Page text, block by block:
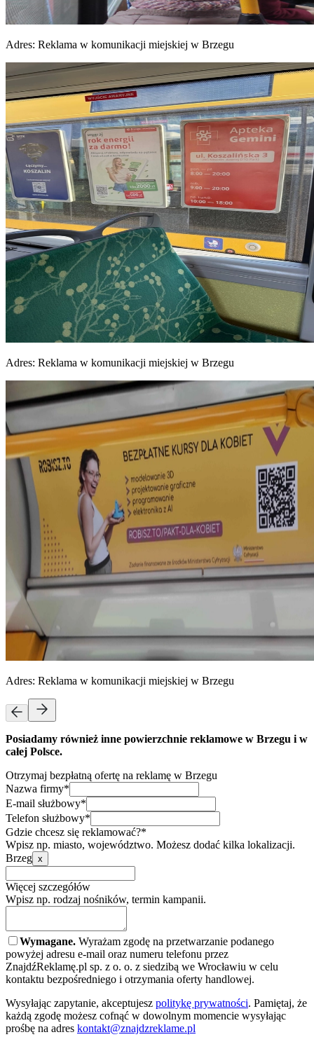
Adres: Reklama w komunikacji miejskiej w Brzegu
Adres: Reklama w komunikacji miejskiej w Brzegu
Adres: Reklama w komunikacji miejskiej w Brzegu
Posiadamy również inne powierzchnie reklamowe w Brzegu i w
całej Polsce.
Otrzymaj bezpłatną ofertę na reklamę w Brzegu
Nazwa firmy*
E-mail służbowy*
Telefon służbowy*
Gdzie chcesz się reklamować?*
Wpisz np. miasto, województwo. Możesz dodać kilka lokalizacji.
Brzeg x
Więcej szczegółów
Wpisz np. rodzaj nośników, termin kampanii.
Wymagane. Wyrażam zgodę na przetwarzanie podanego
powyżej adresu e-mail oraz numeru telefonu przez
ZnajdźReklamę.pl sp. z o. o. z siedzibą we Wrocławiu w celu
kontaktu bezpośredniego i otrzymania oferty handlowej.
Wysyłając zapytanie, akceptujesz politykę prywatności. Pamiętaj, że
każdą zgodę możesz cofnąć w dowolnym momencie wysyłając
prośbę na adres kontakt@znajdzreklame.pl